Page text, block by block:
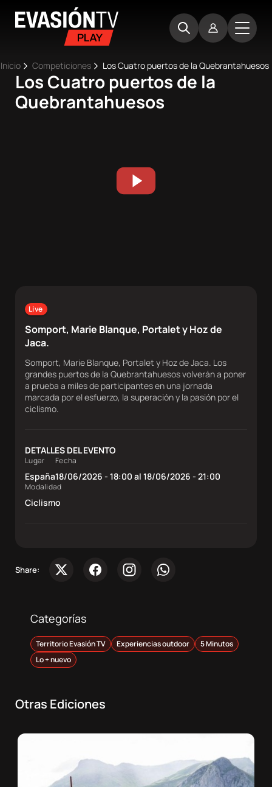
Ruta
de
navegación
Inicio Competiciones Los Cuatro puertos de la Quebrantahuesos
Los Cuatro puertos de la
Quebrantahuesos
Live
Somport, Marie Blanque, Portalet y Hoz de
Jaca.
Somport, Marie Blanque, Portalet y Hoz de Jaca. Los
grandes puertos de la Quebrantahuesos volverán a poner
a prueba a miles de participantes en una jornada
marcada por el esfuerzo, la superación y la pasión por el
ciclismo.
DETALLES DEL EVENTO
Lugar
España
Fecha
18/06/2026 - 18:00 al 18/06/2026 - 21:00
Modalidad
Ciclismo
Share:
Categorías
Territorio Evasión TV Experiencias outdoor
5 Minutos
Lo + nuevo
Otras Ediciones
Main
navigation
Inicio
Contacta
Atletas
DocuSeries